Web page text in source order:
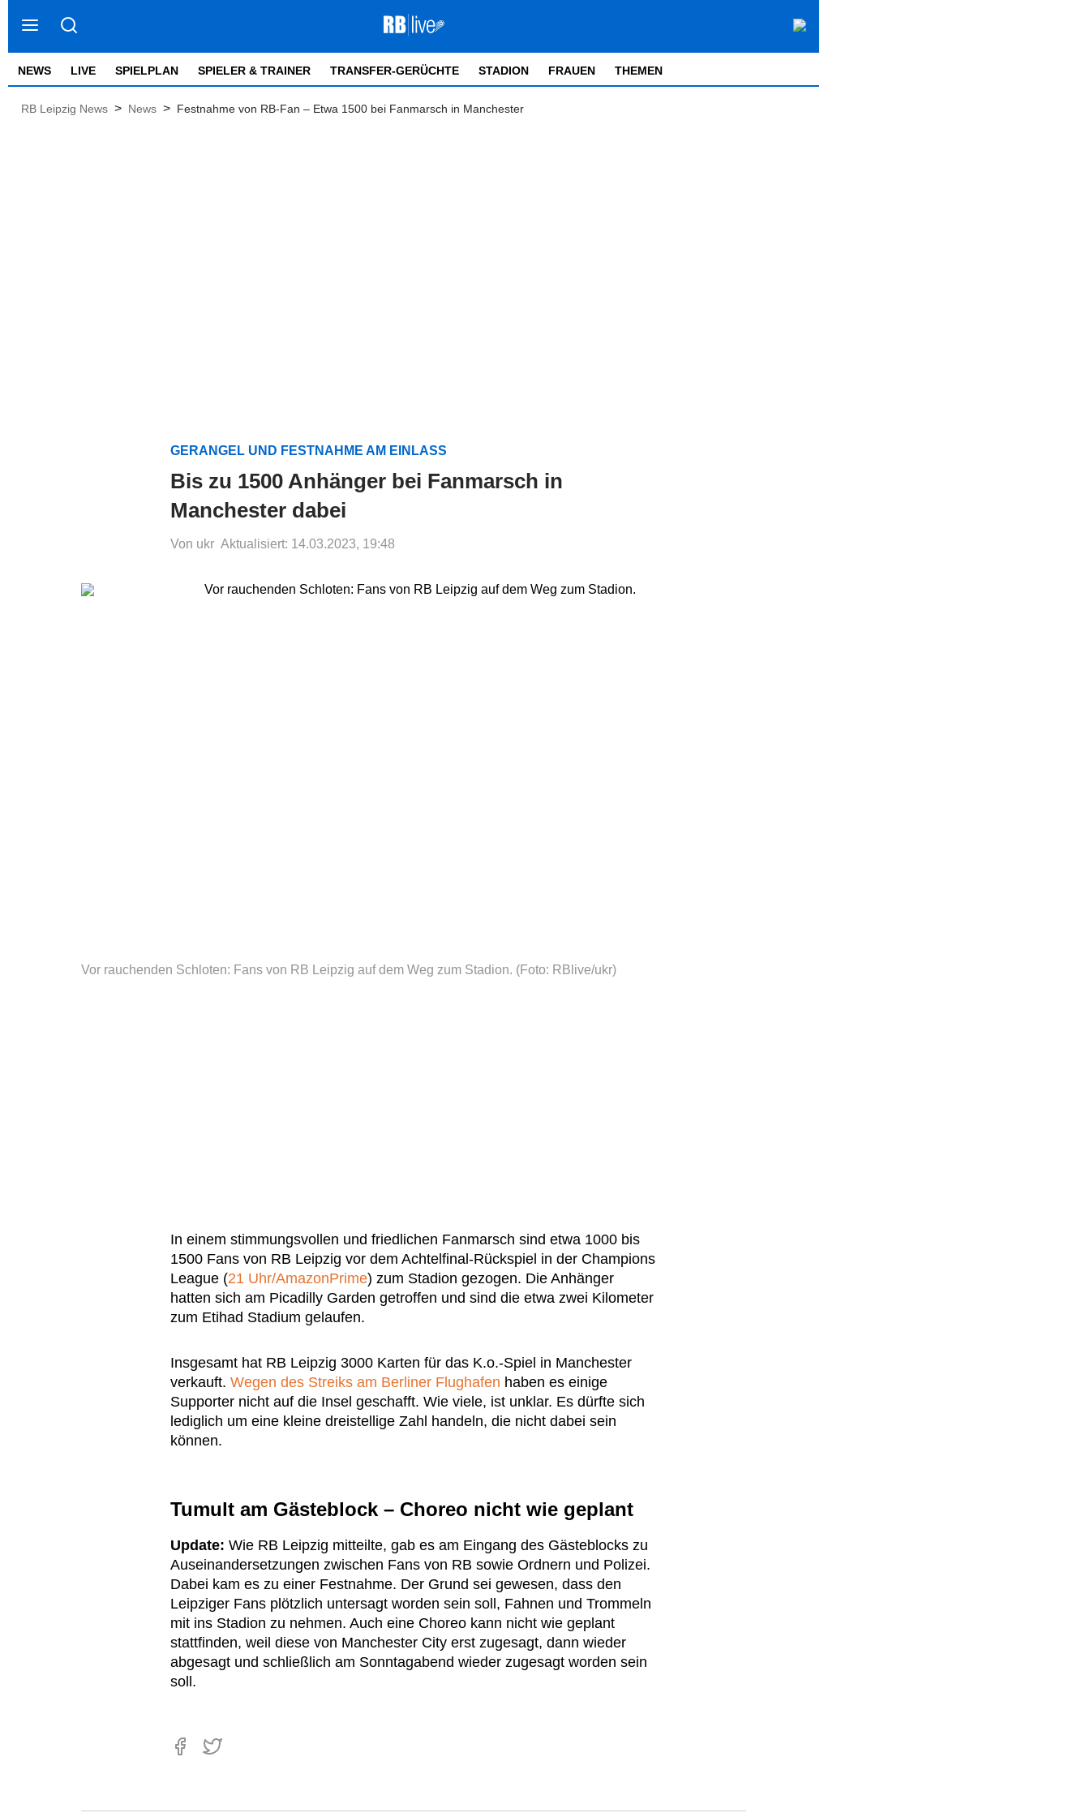
NEWS LIVE SPIELPLAN SPIELER & TRAINER TRANSFER-GERÜCHTE STADION FRAUEN THEMEN
RB Leipzig News > News > Festnahme von RB-Fan – Etwa 1500 bei Fanmarsch in Manchester
GERANGEL UND FESTNAHME AM EINLASS
Bis zu 1500 Anhänger bei Fanmarsch in
Manchester dabei
Von ukr Aktualisiert: 14.03.2023, 19:48
Vor rauchenden Schloten: Fans von RB Leipzig auf dem Weg zum Stadion. (Foto: RBlive/ukr)
In einem stimmungsvollen und friedlichen Fanmarsch sind etwa 1000 bis
1500 Fans von RB Leipzig vor dem Achtelfinal-Rückspiel in der Champions
League (21 Uhr/AmazonPrime) zum Stadion gezogen. Die Anhänger
hatten sich am Picadilly Garden getroffen und sind die etwa zwei Kilometer
zum Etihad Stadium gelaufen.
Insgesamt hat RB Leipzig 3000 Karten für das K.o.-Spiel in Manchester
verkauft. Wegen des Streiks am Berliner Flughafen haben es einige
Supporter nicht auf die Insel geschafft. Wie viele, ist unklar. Es dürfte sich
lediglich um eine kleine dreistellige Zahl handeln, die nicht dabei sein
können.
Tumult am Gästeblock – Choreo nicht wie geplant
Update: Wie RB Leipzig mitteilte, gab es am Eingang des Gästeblocks zu
Auseinandersetzungen zwischen Fans von RB sowie Ordnern und Polizei.
Dabei kam es zu einer Festnahme. Der Grund sei gewesen, dass den
Leipziger Fans plötzlich untersagt worden sein soll, Fahnen und Trommeln
mit ins Stadion zu nehmen. Auch eine Choreo kann nicht wie geplant
stattfinden, weil diese von Manchester City erst zugesagt, dann wieder
abgesagt und schließlich am Sonntagabend wieder zugesagt worden sein
soll.